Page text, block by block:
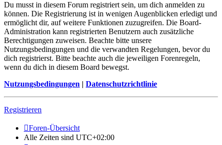
Du musst in diesem Forum registriert sein, um dich anmelden zu
können. Die Registrierung ist in wenigen Augenblicken erledigt und
ermöglicht dir, auf weitere Funktionen zuzugreifen. Die Board-
Administration kann registrierten Benutzern auch zusätzliche
Berechtigungen zuweisen. Beachte bitte unsere
Nutzungsbedingungen und die verwandten Regelungen, bevor du
dich registrierst. Bitte beachte auch die jeweiligen Forenregeln,
wenn du dich in diesem Board bewegst.
Nutzungsbedingungen | Datenschutzrichtlinie
Registrieren
Foren-Übersicht
Alle Zeiten sind UTC+02:00